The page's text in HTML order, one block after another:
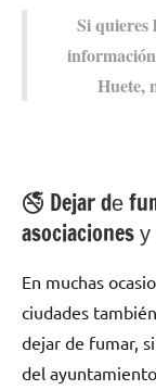
Si quieres
Huete,
🚭 Dejar dе
asociaciones
En muchas
ciudades
dejar dе fumar,
del